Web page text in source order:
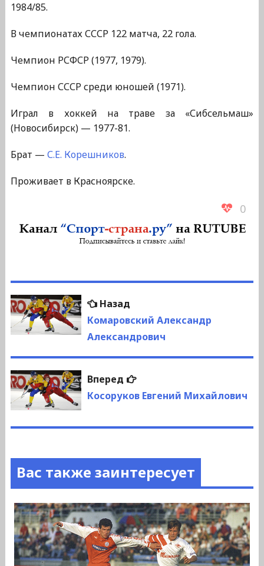
1984/85.
В чемпионатах СССР 122 матча, 22 гола.
Чемпион РСФСР (1977, 1979).
Чемпион СССР среди юношей (1971).
Играл в хоккей на траве за «Сибсельмаш»
(Новосибирск) — 1977-81.
Брат — С.Е. Корешников.
Проживает в Красноярске.
0
Навигация
по
НазадПредыдущая
запись:
Комаровский Александр
Александрович
Вперед
Следующая
запись:
Косоруков Евгений Михайлович
Вас также заинтересует